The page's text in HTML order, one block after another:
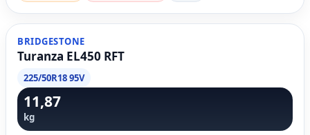
BRIDGESTONE
Turanza EL450 RFT
225/50R18 95V
11,87
kg